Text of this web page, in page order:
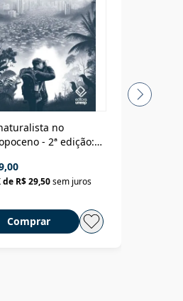
no
- 2ª edição:
de R$ 29,50sem juros
Comprar